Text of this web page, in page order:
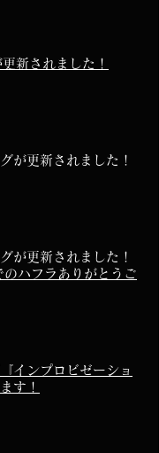
新されました！​
が更新されました！
が更新されました！
のハフラありがとうご
インプロビゼーショ
す！